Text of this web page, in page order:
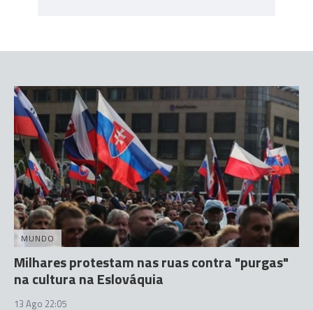
MUNDO
Milhares protestam nas ruas contra "purgas"
na cultura na Eslováquia
13 Ago 22:05